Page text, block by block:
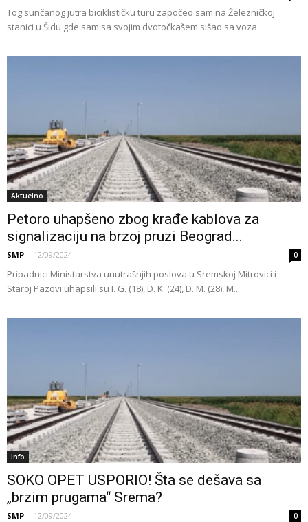
Tog sunčanog jutra biciklističku turu započeo sam na Železničkoj
stanici u Šidu gde sam sa svojim dvotočkašem sišao sa voza.
Aktuelno
Petoro uhapšeno zbog krađe kablova za
signalizaciju na brzoj pruzi Beograd...
SMP - 12/09/2024 0
Pripadnici Ministarstva unutrašnjih poslova u Sremskoj Mitrovici i
Staroj Pazovi uhapsili su I. G. (18), D. K. (24), D. M. (28), M....
Info
SOKO OPET USPORIO! Šta se dešava sa
„brzim prugama“ Srema?
SMP - 12/09/2024 0